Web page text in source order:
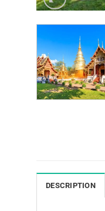
DESCRIPTION